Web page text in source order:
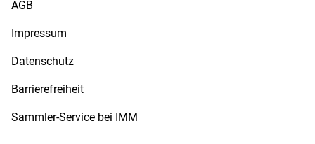
AGB
Impressum
Datenschutz
Barrierefreiheit
Sammler-Service bei IMM